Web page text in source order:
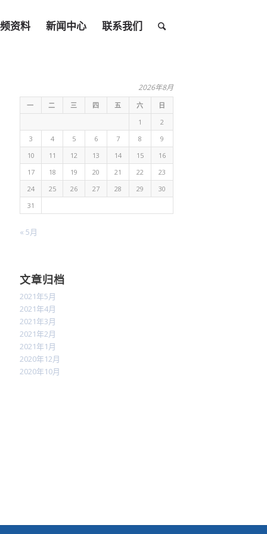
资料 新闻中心 联系我们
2026年8月
一 二 三 四 五 六
日
1
2
3
4 5 6 7 8
9
10
11 12 13 14 15
16
17
18 19 20 21 22
23
24
25 26 27 28 29
30
31
« 5月
文章归档
2021年5月
2021年4月
2021年3月
2021年2月
2021年1月
2020年12月
2020年10月